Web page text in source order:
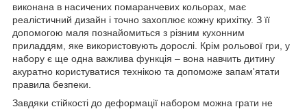
виконана в насичених помаранчевих кольорах, має
реалістичний дизайн і точно захоплює кожну крихітку. З її
допомогою маля познайомиться з різним кухонним
приладдям, яке використовують дорослі. Крім рольової гри, у
набору є ще одна важлива функція – вона навчить дитину
акуратно користуватися технікою та допоможе запам'ятати
правила безпеки.
Завдяки стійкості до деформації набором можна грати не